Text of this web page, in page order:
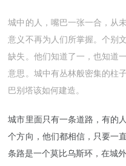
城中的人，嘴巴一张一合，从
意义不再为人们所掌握。个别
缺失。他们知道了一，也知道
意思。城中有丛林般密集的柱
巴别塔该如何建造。
城市里面只有一条道路，有的
个方向，他们都相信，只要一
条路是一个莫比乌斯环，在城